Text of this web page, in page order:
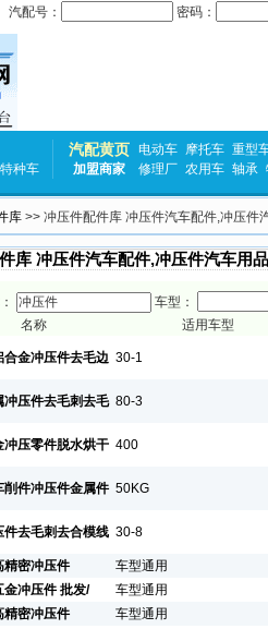
汽配号： 密码：
特种车
汽配黄页 电动车 摩托车 重型
加盟商家
修理厂 农用车 轴承
库 >> 冲压件配件库 冲压件汽车配件,冲压件
库 冲压件汽车配件,冲压件汽车用
车型：
名称
适用车型
合金冲压件去毛边 30-1
冲压件去毛刺去毛 80-3
冲压零件脱水烘干 400
削件冲压件金属件 50KG
件去毛刺去合模线 30-8
精密冲压件
车型通用
金冲压件 批发/
车型通用
精密冲压件
车型通用